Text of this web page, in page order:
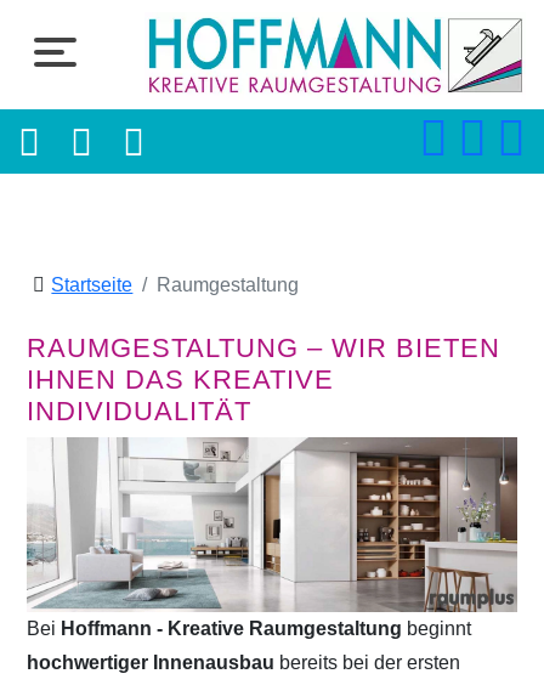
Startseite Raumgestaltung
RAUMGESTALTUNG – WIR BIETEN
IHNEN DAS KREATIVE
INDIVIDUALITÄT
Bei Hoffmann - Kreative Raumgestaltung beginnt
hochwertiger Innenausbau bereits bei der ersten